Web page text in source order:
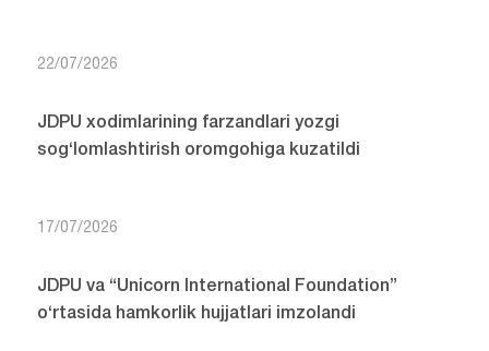
22/07/2026
JDPU xodimlarining farzandlari yozgi
sog‘lomlashtirish oromgohiga kuzatildi
17/07/2026
JDPU va “Unicorn International Foundation”
o‘rtasida hamkorlik hujjatlari imzolandi